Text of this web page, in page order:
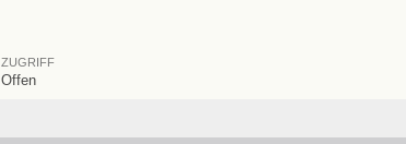
ZUGRIFF
Offen